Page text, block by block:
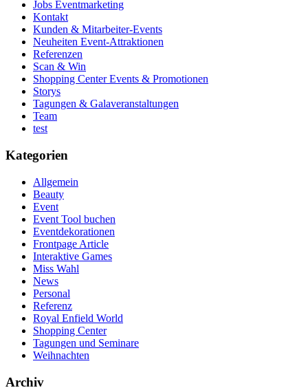
Jobs Eventmarketing
Kontakt
Kunden & Mitarbeiter-Events
Neuheiten Event-Attraktionen
Referenzen
Scan & Win
Shopping Center Events & Promotionen
Storys
Tagungen & Galaveranstaltungen
Team
test
Kategorien
Allgemein
Beauty
Event
Event Tool buchen
Eventdekorationen
Frontpage Article
Interaktive Games
Miss Wahl
News
Personal
Referenz
Royal Enfield World
Shopping Center
Tagungen und Seminare
Weihnachten
Archiv